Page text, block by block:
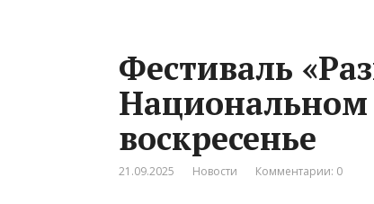
Фестиваль
Национальном
воскресенье
21.09.2025 Новости Комментарии: 0